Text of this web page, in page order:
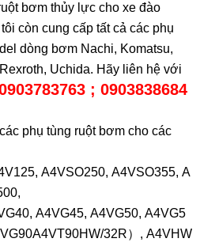
bơm thủy lực cho xe đào
còn cung cấp tất cả các phụ
dòng bơm Nachi, Komatsu,
Uchida. Hãy liên hệ với
; 0903838684
phụ tùng ruột bơm cho các
A4VSO250, A4VSO355, A
A4VG45, A4VG50, A4VG5
32R）, A4VHW